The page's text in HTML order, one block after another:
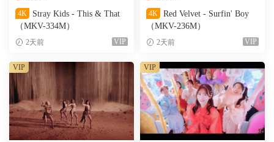
4K
Stray Kids - This & That
（MKV-334M）
2天前 VIP
4K
Red Velvet - Surfin' Boy
（MKV-236M）
2天前 VIP
VIP VIP